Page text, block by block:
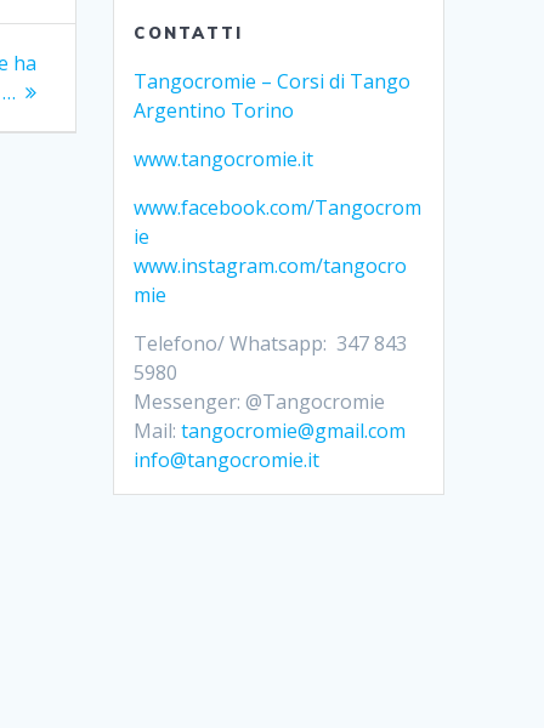
ha
CONTATTI
Tangocromie – Corsi di Tango
Argentino Torino
www.tangocromie.it
www.facebook.com/Tangocrom
ie
www.instagram.com/tangocro
mie
Telefono/ Whatsapp: 347 843
5980
Messenger: @Tangocromie
Mail:tangocromie@gmail.com
info@tangocromie.it